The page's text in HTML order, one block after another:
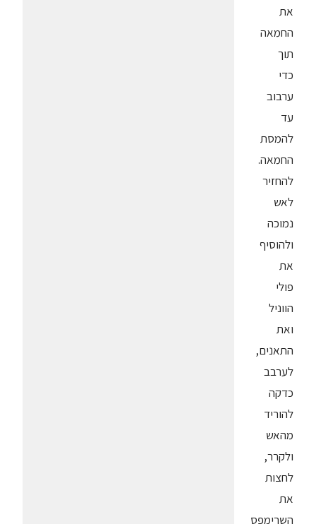
את
החמאה
תוך
כדי
ערבוב
עד
להמסת
החמאה.
להחזיר
לאש
נמוכה
ולהוסיף
את
פולי
הווניל
ואת
התאנים,
לערבב
כדקה
להוריד
מהאש
ולקרר,
לחצות
את
השרימפס